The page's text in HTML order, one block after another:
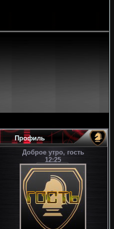
Профиль
Доброе утро, гость
12:25